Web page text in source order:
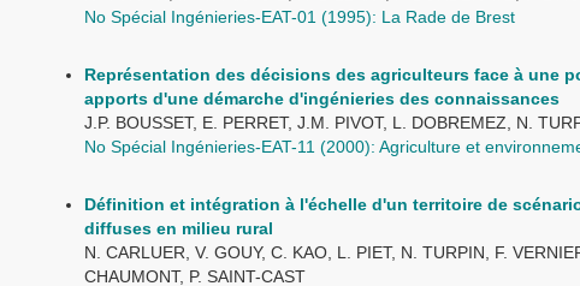
No Spécial Ingénieries-EAT-01 (1995): La Rade de Brest
Représentation des décisions des agriculteurs face à une
apports d'une démarche d'ingénieries des connaissances
J.P. BOUSSET, E. PERRET, J.M. PIVOT, L. DOBREMEZ, N.
No Spécial Ingénieries-EAT-11 (2000): Agriculture et
Définition et intégration à l'échelle d'un territoire de
diffuses en milieu rural
N. CARLUER, V. GOUY, C. KAO, L. PIET, N. TURPIN, F.
CHAUMONT, P. SAINT-CAST